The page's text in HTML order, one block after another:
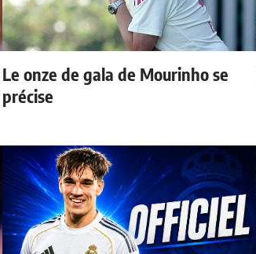
Le onze de gala de Mourinho se
précise